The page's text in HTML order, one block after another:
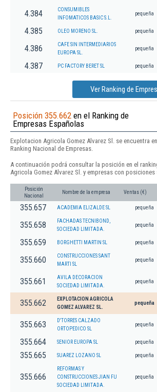
4.384
CONSUMIBLES
INFOMATICOS BASIC S.L.
pequeña
4.385 OLEO MORENO SL. pequeña
4.386
CAFE SIN INTERMEDIARIOS
EUROPA SL.
pequeña
4.387 PC FACTORY BERET SL pequeña
Ver Ranking de
Posición 355.662 en el Ranking de
Empresas Españolas
Explotacion Agricola Gomez Alvarez Sl. se encuentra
Ranking Nacional de Empresas.
A continuación podrá consultar la posición en el
Agricola Gomez Alvarez Sl. y empresas con posiciones
Posición
Nacional
Nombre de la empresa Ventas (€)
355.657 ACADEMIA ELIZALDE SL pequeña
355.658
FACHADAS TECNIBOND,
SOCIEDAD LIMITADA.
pequeña
355.659 BORGHETTI MARTIN SL pequeña
355.660
CONSTRUCCIONES SANT
MARTI SL
pequeña
355.661
AVILA DECORACION
SOCIEDAD LIMITADA.
pequeña
355.662
EXPLOTACION AGRICOLA
GOMEZ ALVAREZ SL.
pequeña
355.663
D'TORRES CALZADO
ORTOPEDICO SL
pequeña
355.664 SENIOR EUROPA SL pequeña
355.665 SUAREZ LOZANO SL pequeña
355.666
REFORMAS Y
CONSTRUCCIONES JIAN FU
SOCIEDAD LIMITADA.
pequeña